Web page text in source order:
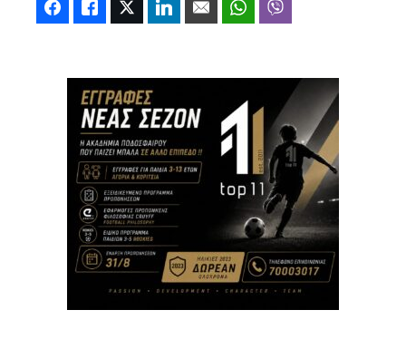
FacebookLike Twitter LinkedIn Email WhatsApp